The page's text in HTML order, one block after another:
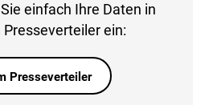
einfach Ihre Daten in
Presseverteiler ein:
Presseverteiler